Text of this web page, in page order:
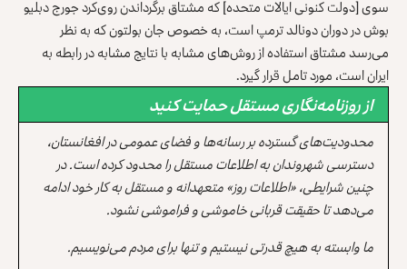
سوی [دولت کنونی ایالات متحده] که مشتاق برگرداندن روی‌کرد جورج دبلیو
بوش در دوران دونالد ترمپ است، به خصوص جان بولتون که به نظر
می‌رسد مشتاق استفاده از روش‌های مشابه با نتایج مشابه در رابطه به
ایران است، مورد تامل قرار گیرد.
از روزنامه‌نگاری مستقل حمایت کنید
محدودیت‌های گسترده بر رسانه‌ها و فضای عمومی در افغانستان،
دسترسی شهروندان به اطلاعات مستقل را محدود کرده است. در
چنین شرایطی، «اطلاعات روز» متعهدانه و مستقل به کار خود ادامه
می‌دهد تا حقیقت قربانی خاموشی و فراموشی نشود.
ما وابسته به هیچ قدرتی نیستیم و تنها برای مردم می‌نویسیم.